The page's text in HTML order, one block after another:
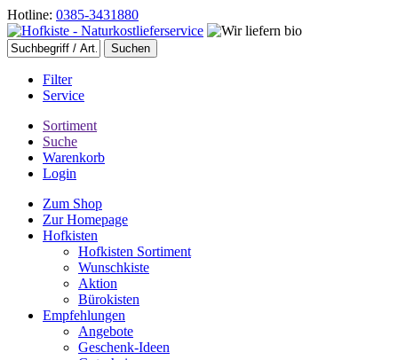
Hotline: 0385-3431880
Filter
Service
Sortiment
Suche
Warenkorb
Login
Zum Shop
Zur Homepage
Hofkisten
Hofkisten Sortiment
Wunschkiste
Aktion
Bürokisten
Empfehlungen
Angebote
Geschenk-Ideen